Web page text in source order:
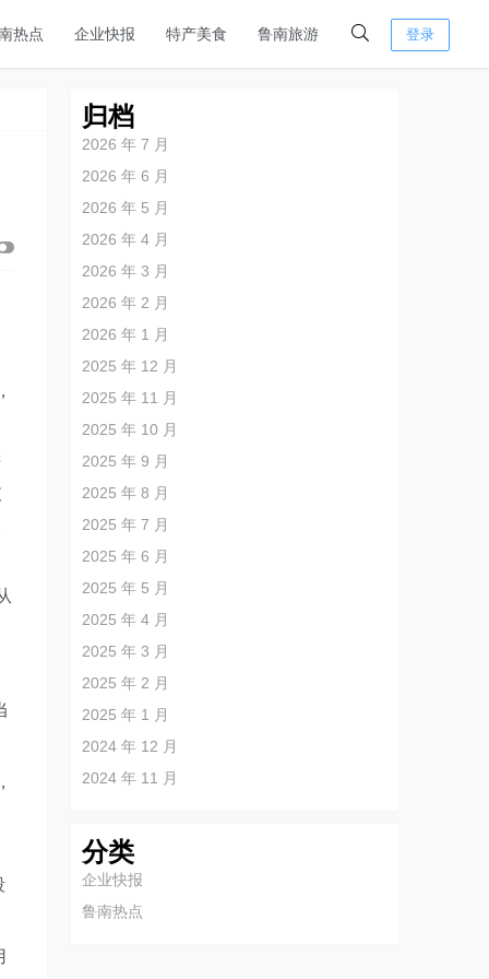
热点 企业快报 特产美食 鲁南旅游 登录
归档
2026 年 7 月
2026 年 6 月
2026 年 5 月
2026 年 4 月
2026 年 3 月
2026 年 2 月
2026 年 1 月
2025 年 12 月
2025 年 11 月
2025 年 10 月
2025 年 9 月
2025 年 8 月
2025 年 7 月
2025 年 6 月
2025 年 5 月
2025 年 4 月
2025 年 3 月
2025 年 2 月
2025 年 1 月
2024 年 12 月
2024 年 11 月
分类
企业快报
鲁南热点